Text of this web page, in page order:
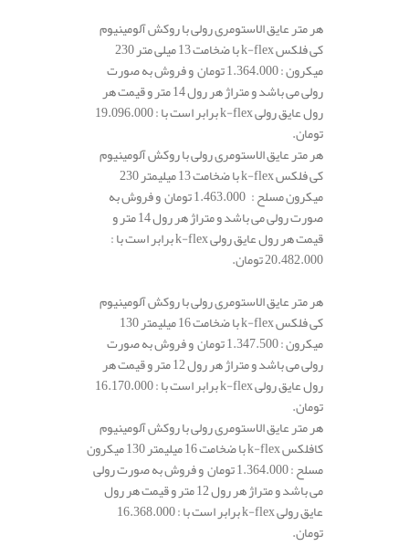
هر متر عایق الاستومری رولی با روکش آلومینیوم
کی فلکس k-flex با ضخامت 13 میلی متر 230
میکرون : 1.364.000 تومان و فروش به صورت
رولی می باشد و متراژ هر رول 14 متر و قیمت هر
رول عایق رولی k-flex برابر است با : 19.096.000
تومان.
هر متر عایق الاستومری رولی با روکش آلومینیوم
کی فلکس k-flex با ضخامت 13 میلیمتر 230
میکرون مسلح : 1.463.000 تومان و فروش به
صورت رولی می باشد و متراژ هر رول 14 متر و
قیمت هر رول عایق رولی k-flex برابر است با :
20.482.000 تومان.
هر متر عایق الاستومری رولی با روکش آلومینیوم
کی فلکس k-flex با ضخامت 16 میلیمتر 130
میکرون : 1.347.500 تومان و فروش به صورت
رولی می باشد و متراژ هر رول 12 متر و قیمت هر
رول عایق رولی k-flex برابر است با : 16.170.000
تومان.
هر متر عایق الاستومری رولی با روکش آلومینیوم
کافلکس k-flex با ضخامت 16 میلیمتر 130 میکرون
مسلح : 1.364.000 تومان و فروش به صورت رولی
می باشد و متراژ هر رول 12 متر و قیمت هر رول
عایق رولی k-flex برابر است با : 16.368.000
تومان.